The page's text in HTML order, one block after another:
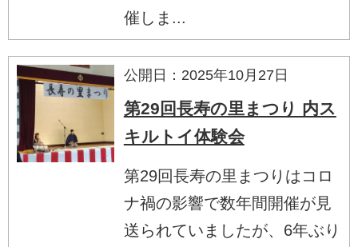
催しま...
公開日：2025年10月27日
第29回長寿の里まつり 内ス
キルトイ体験会
第29回長寿の里まつりはコロ
ナ禍の影響で数年間開催が見
送られていましたが、6年ぶり